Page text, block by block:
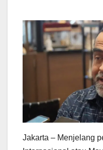
Jakarta – Menjelang